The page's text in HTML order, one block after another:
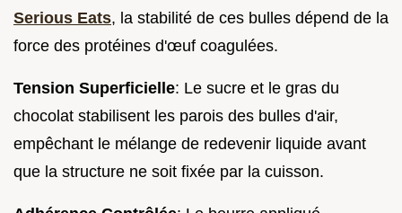
Serious Eats, la stabilité de ces bulles dépend de la
force des protéines d'œuf coagulées.
Tension Superficielle: Le sucre et le gras du
chocolat stabilisent les parois des bulles d'air,
empêchant le mélange de redevenir liquide avant
que la structure ne soit fixée par la cuisson.